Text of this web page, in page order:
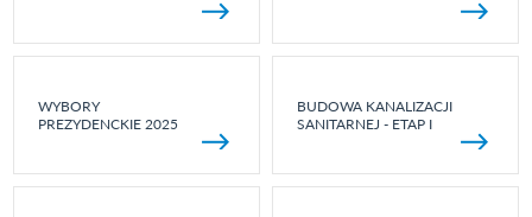
WYBORY
PREZYDENCKIE 2025
BUDOWA KANALIZACJI
SANITARNEJ - ETAP I